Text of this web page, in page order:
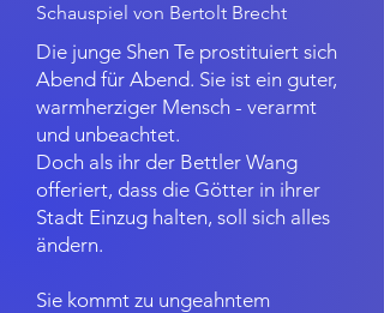
Schauspiel von Bertolt Brecht
Die junge Shen Te prostituiert sich
Abend für Abend. Sie ist ein guter,
warmherziger Mensch - verarmt
und unbeachtet.
Doch als ihr der Bettler Wang
offeriert, dass die Götter in ihrer
Stadt Einzug halten, soll sich alles
ändern.
Sie kommt zu ungeahntem